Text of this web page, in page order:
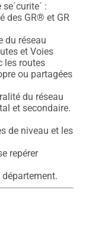
:
des GR® et GR
du réseau
et Voies
les routes
ou partagées
du réseau
et secondaire.
de niveau et les
repérer